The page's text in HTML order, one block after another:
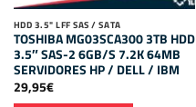
HDD 3.5" LFF SAS / SATA
TOSHIBA MG03SCA300 3TB HDD
3.5″ SAS-2 6GB/S 7.2K 64MB
SERVIDORES HP / DELL / IBM
29,95€